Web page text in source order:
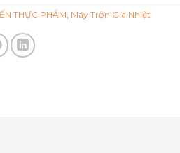
THỰC PHẨM Máy Trộn Gia Nhiệt